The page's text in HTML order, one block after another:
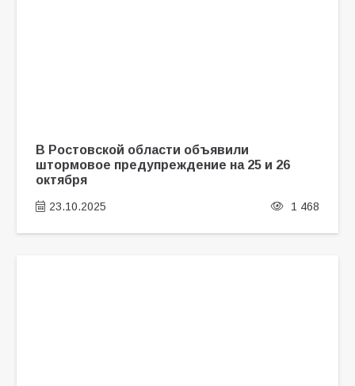
В Ростовской области объявили
штормовое предупреждение на 25 и 26
октября
23.10.2025 1 468